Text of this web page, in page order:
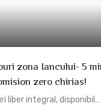
zona Iancului- 5
zero chirias!
liber integral, disponibil…